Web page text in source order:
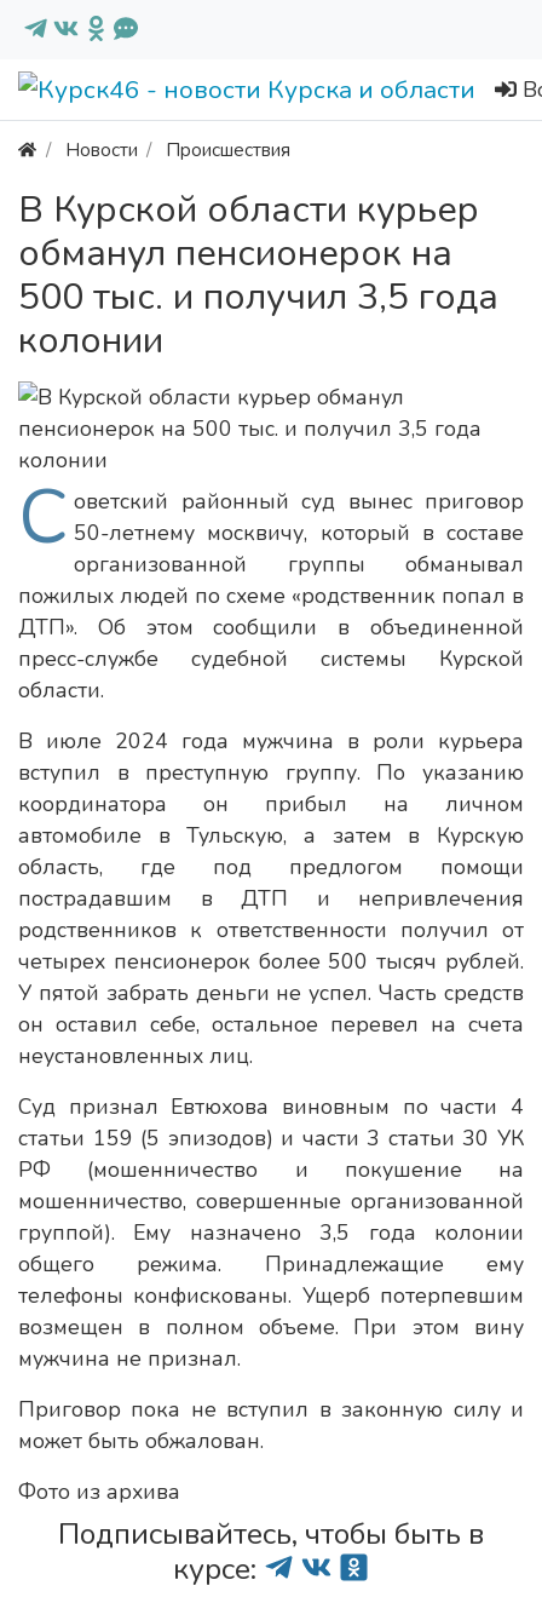
Новости Происшествия
В Курской области курьер
обманул пенсионерок на
500 тыс. и получил 3,5 года
колонии
С оветский районный суд вынес приговор
50-летнему москвичу, который в составе
организованной группы обманывал
пожилых людей по схеме «родственник попал в
ДТП». Об этом сообщили в объединенной
пресс-службе судебной системы Курской
области.
В июле 2024 года мужчина в роли курьера
вступил в преступную группу. По указанию
координатора он прибыл на личном
автомобиле в Тульскую, а затем в Курскую
область, где под предлогом помощи
пострадавшим в ДТП и непривлечения
родственников к ответственности получил от
четырех пенсионерок более 500 тысяч рублей.
У пятой забрать деньги не успел. Часть средств
он оставил себе, остальное перевел на счета
неустановленных лиц.
Суд признал Евтюхова виновным по части 4
статьи 159 (5 эпизодов) и части 3 статьи 30 УК
РФ (мошенничество и покушение на
мошенничество, совершенные организованной
группой). Ему назначено 3,5 года колонии
общего режима. Принадлежащие ему
телефоны конфискованы. Ущерб потерпевшим
возмещен в полном объеме. При этом вину
мужчина не признал.
Приговор пока не вступил в законную силу и
может быть обжалован.
Фото из архива
Подписывайтесь, чтобы быть в
курсе: